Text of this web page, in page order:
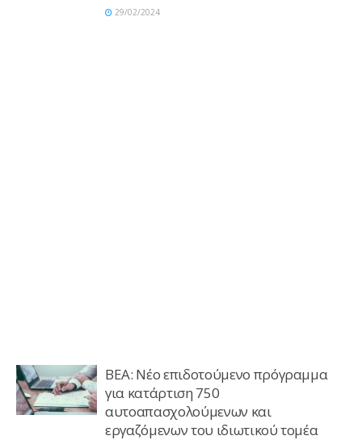
29/02/2024
ΒΕΑ: Νέο επιδοτούμενο πρόγραμμα
για κατάρτιση 750
αυτοαπασχολούμενων και
εργαζόμενων του ιδιωτικού τομέα